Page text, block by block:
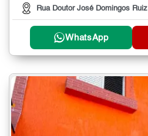
Rua Doutor José Domingos Ruiz
WhatsApp